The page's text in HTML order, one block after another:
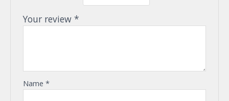
Your review*
Name*